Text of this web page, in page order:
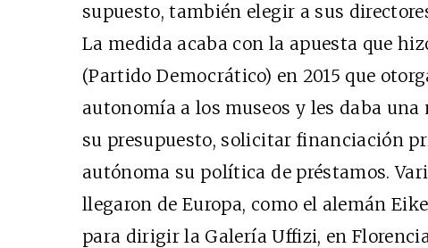
supuesto, también elegir a sus
La medida acaba con la apuesta que
(Partido Democrático) en 2015 que
autonomía a los museos y les daba
su presupuesto, solicitar financiación
autónoma su política de préstamos.
llegaron de Europa, como el alemán
para dirigir la Galería Uffizi, en